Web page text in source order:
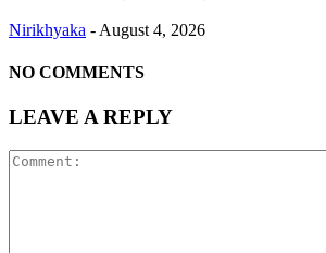
Nirikhyaka - August 4, 2026
NO COMMENTS
LEAVE A REPLY